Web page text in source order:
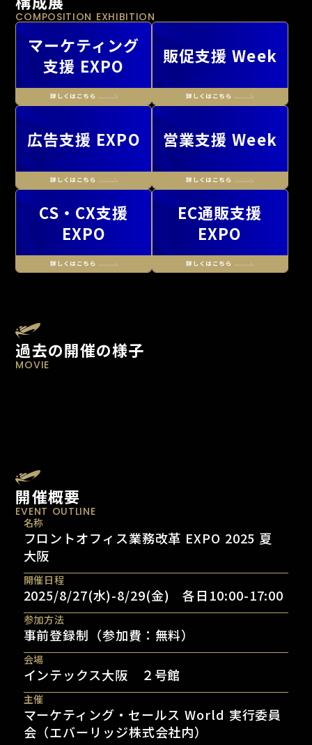
COMPOSITION EXHIBITION
マーケティング
支援 EXPO
販促支援 Week
広告支援 EXPO 営業支援 Week
CS・CX支援
EXPO
EC通販支援
EXPO
過去の開催の様子
MOVIE
開催概要
EVENT OUTLINE
名称
フロントオフィス業務改革 EXPO 2025 夏
大阪
開催日程
2025/8/27(水)-8/29(金) 各日10:00-17:00
参加方法
事前登録制（参加費：無料）
会場
インテックス大阪 ２号館
主催
マーケティング・セールス World 実行委員
会（エバーリッジ株式会社内）